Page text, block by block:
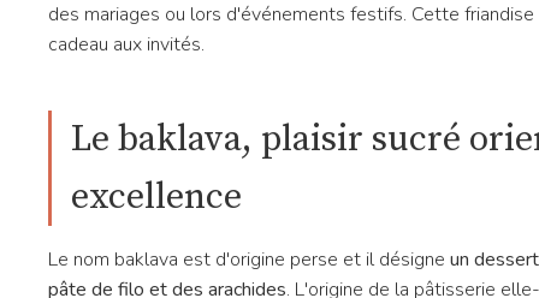
des mariages ou lors d'événements festifs. Cette
cadeau aux invités.
Le baklava, plaisir sucré
excellence
Le nom baklava est d'origine perse et il désigne un
pâte de filo et des arachides. L'origine de la pâtisserie